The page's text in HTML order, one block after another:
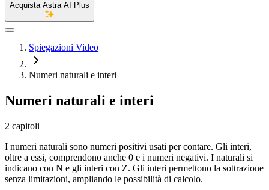
Acquista Astra AI Plus
Spiegazioni Video
Numeri naturali e interi
Numeri naturali e interi
2 capitoli
I numeri naturali sono numeri positivi usati per contare. Gli interi,
oltre a essi, comprendono anche 0 e i numeri negativi. I naturali si
indicano con N e gli interi con Z. Gli interi permettono la sottrazione
senza limitazioni, ampliando le possibilità di calcolo.